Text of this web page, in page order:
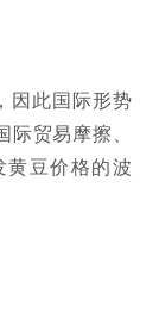
因此国际形势
贸易摩擦、
豆价格的波